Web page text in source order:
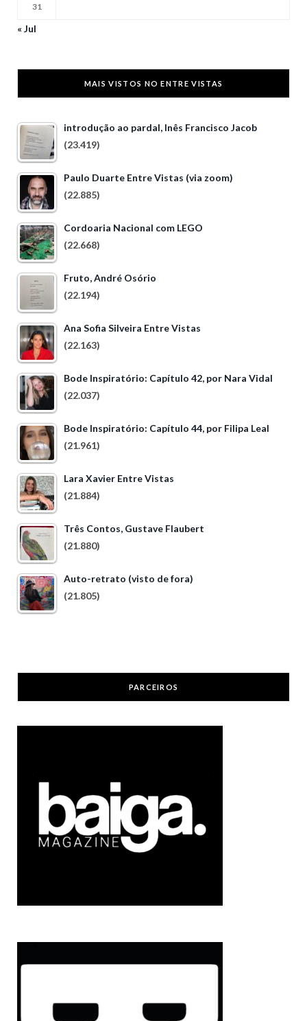
31
« Jul
MAIS VISTOS NO ENTRE VISTAS
introdução ao pardal, Inês Francisco Jacob
(23.419)
Paulo Duarte Entre Vistas (via zoom)
(22.885)
Cordoaria Nacional com LEGO
(22.668)
Fruto, André Osório
(22.194)
Ana Sofia Silveira Entre Vistas
(22.163)
Bode Inspiratório: Capítulo 42, por Nara Vidal
(22.037)
Bode Inspiratório: Capítulo 44, por Filipa Leal
(21.961)
Lara Xavier Entre Vistas
(21.884)
Três Contos, Gustave Flaubert
(21.880)
Auto-retrato (visto de fora)
(21.805)
PARCEIROS